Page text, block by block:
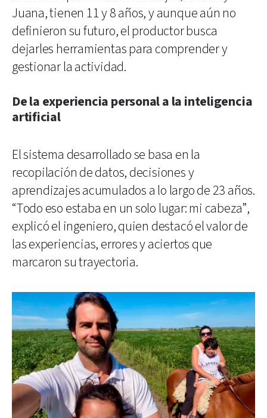
Juana, tienen 11 y 8 años, y aunque aún no
definieron su futuro, el productor busca
dejarles herramientas para comprender y
gestionar la actividad.
De la experiencia personal a la inteligencia
artificial
El sistema desarrollado se basa en la
recopilación de datos, decisiones y
aprendizajes acumulados a lo largo de 23 años.
“Todo eso estaba en un solo lugar: mi cabeza”,
explicó el ingeniero, quien destacó el valor de
las experiencias, errores y aciertos que
marcaron su trayectoria.